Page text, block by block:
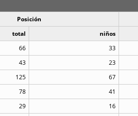
Posición
total niños
66 33
43 23
125 67
78 41
29 16